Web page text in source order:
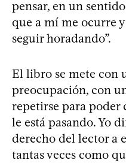
pensar, en un
que a mí me ocurre
seguir horadando”.
El libro se mete con
preocupación, con
repetirse para poder
le está pasando. Yo
derecho del lector a
tantas veces como